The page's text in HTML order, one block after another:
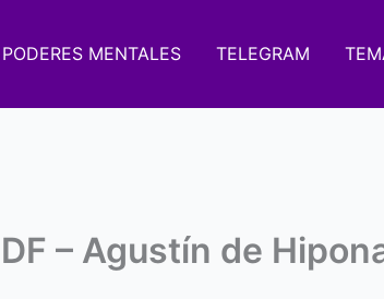
MENTALES TELEGRAM
– Agustín de